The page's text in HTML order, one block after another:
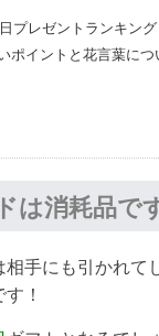
プレゼントランキン
ポイントと花言葉に
は消耗品で
手にも引かれて
！